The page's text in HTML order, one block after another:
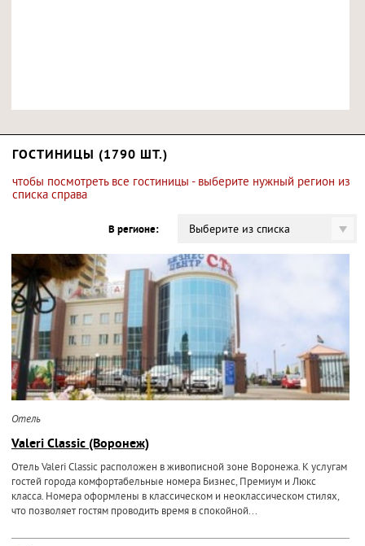
ГОСТИНИЦЫ (1790 ШТ.)
чтобы посмотреть все гостиницы - выберите нужный регион из
списка справа
В регионе: Выберите из списка
Отель
Valeri Classic (Воронеж)
Отель Valeri Classic расположен в живописной зоне Воронежа. К услугам
гостей города комфортабельные номера Бизнес, Премиум и Люкс
класса. Номера оформлены в классическом и неоклассическом стилях,
что позволяет гостям проводить время в спокойной...